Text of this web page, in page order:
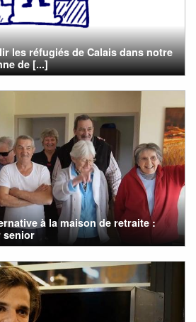
les réfugiés de Calais dans notre
de [...]
à la maison de retraite :
senior